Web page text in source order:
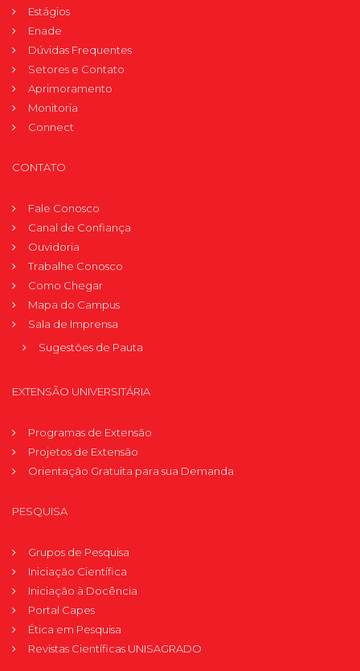
Estágios
Enade
Dúvidas Frequentes
Setores e Contato
Aprimoramento
Monitoria
Connect
CONTATO
Fale Conosco
Canal de Confiança
Ouvidoria
Trabalhe Conosco
Como Chegar
Mapa do Campus
Sala de Imprensa
Sugestões de Pauta
EXTENSÃO UNIVERSITÁRIA
Programas de Extensão
Projetos de Extensão
Orientação Gratuita para sua Demanda
PESQUISA
Grupos de Pesquisa
Iniciação Científica
Iniciação à Docência
Portal Capes
Ética em Pesquisa
Revistas Científicas UNISAGRADO